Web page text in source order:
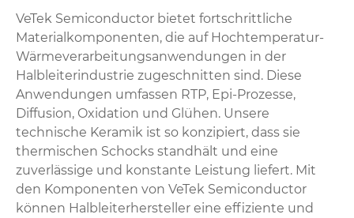
VeTek Semiconductor bietet fortschrittliche
Materialkomponenten, die auf Hochtemperatur-
Wärmeverarbeitungsanwendungen in der
Halbleiterindustrie zugeschnitten sind. Diese
Anwendungen umfassen RTP, Epi-Prozesse,
Diffusion, Oxidation und Glühen. Unsere
technische Keramik ist so konzipiert, dass sie
thermischen Schocks standhält und eine
zuverlässige und konstante Leistung liefert. Mit
den Komponenten von VeTek Semiconductor
können Halbleiterhersteller eine effiziente und